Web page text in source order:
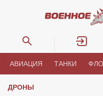
АВИАЦИЯ ТАНКИ
ДРОНЫ